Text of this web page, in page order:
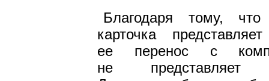
Благодаря тому,
карточка
ее перенос с
не представляет